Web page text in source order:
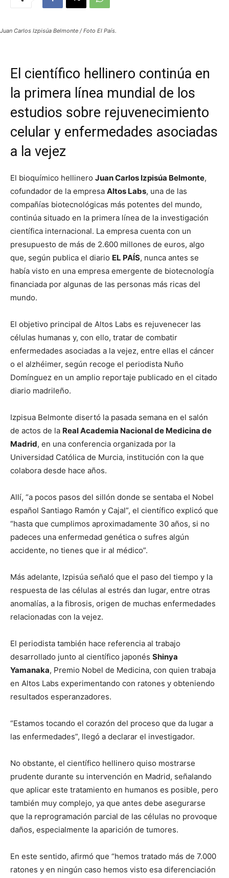
Juan Carlos Izpisúa Belmonte / Foto El País.
El científico hellinero continúa en
la primera línea mundial de los
estudios sobre rejuvenecimiento
celular y enfermedades asociadas
a la vejez
El bioquímico hellinero Juan Carlos Izpisúa Belmonte,
cofundador de la empresa Altos Labs, una de las
compañías biotecnológicas más potentes del mundo,
continúa situado en la primera línea de la investigación
científica internacional. La empresa cuenta con un
presupuesto de más de 2.600 millones de euros, algo
que, según publica el diario EL PAÍS, nunca antes se
había visto en una empresa emergente de biotecnología
financiada por algunas de las personas más ricas del
mundo.
El objetivo principal de Altos Labs es rejuvenecer las
células humanas y, con ello, tratar de combatir
enfermedades asociadas a la vejez, entre ellas el cáncer
o el alzhéimer, según recoge el periodista Nuño
Domínguez en un amplio reportaje publicado en el citado
diario madrileño.
Izpisua Belmonte disertó la pasada semana en el salón
de actos de la Real Academia Nacional de Medicina de
Madrid, en una conferencia organizada por la
Universidad Católica de Murcia, institución con la que
colabora desde hace años.
Allí, “a pocos pasos del sillón donde se sentaba el Nobel
español Santiago Ramón y Cajal”, el científico explicó que
“hasta que cumplimos aproximadamente 30 años, si no
padeces una enfermedad genética o sufres algún
accidente, no tienes que ir al médico”.
Más adelante, Izpisúa señaló que el paso del tiempo y la
respuesta de las células al estrés dan lugar, entre otras
anomalías, a la fibrosis, origen de muchas enfermedades
relacionadas con la vejez.
El periodista también hace referencia al trabajo
desarrollado junto al científico japonés Shinya
Yamanaka, Premio Nobel de Medicina, con quien trabaja
en Altos Labs experimentando con ratones y obteniendo
resultados esperanzadores.
“Estamos tocando el corazón del proceso que da lugar a
las enfermedades”, llegó a declarar el investigador.
No obstante, el científico hellinero quiso mostrarse
prudente durante su intervención en Madrid, señalando
que aplicar este tratamiento en humanos es posible, pero
también muy complejo, ya que antes debe asegurarse
que la reprogramación parcial de las células no provoque
daños, especialmente la aparición de tumores.
En este sentido, afirmó que “hemos tratado más de 7.000
ratones y en ningún caso hemos visto esa diferenciación